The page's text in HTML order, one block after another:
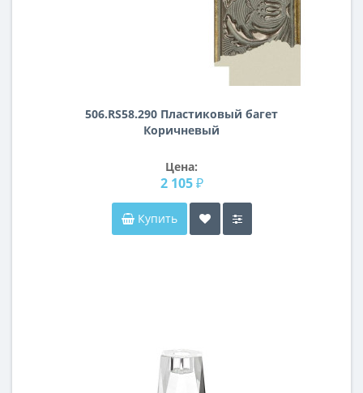
506.RS58.290 Пластиковый багет
Коричневый
Цена:
2 105 ₽
Купить